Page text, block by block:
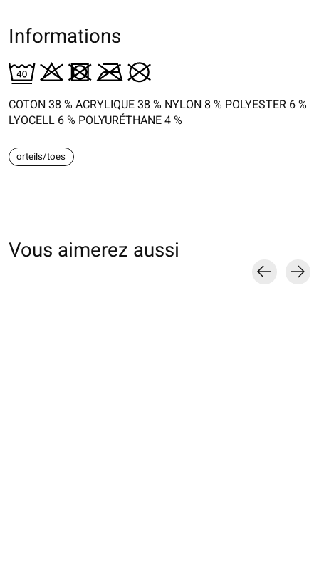
Informations
COTON 38 % ACRYLIQUE38 % NYLON 8 % POLYESTER 6 %
LYOCELL 6 % POLYURÉTHANE4 %
orteils/toes
Vous aimerez aussi